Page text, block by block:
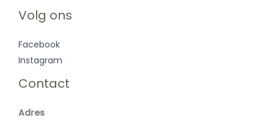
Volg ons
Facebook
Instagram
Contact
Adres